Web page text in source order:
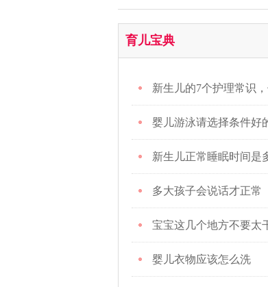
育儿宝典
新生儿的7个护理常识
婴儿游泳请选择条件好
新生儿正常睡眠时间是
多大孩子会说话才正常
宝宝这几个地方不要太
婴儿衣物应该怎么洗